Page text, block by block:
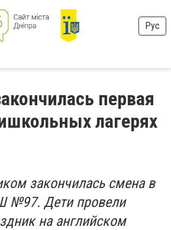
Рус
первая
лагерях
закончилась смена в
№97. Дети провели
на английском